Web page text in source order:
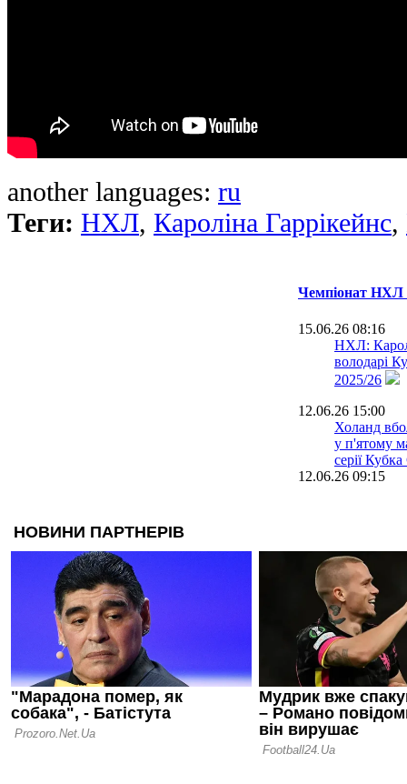
another languages: ru
Теги: НХЛ, Кароліна Гаррікейнс,
Чемпіонат НХЛ
15.06.26 08:16
НХЛ:
володарі
2025/26
12.06.26 15:00
Холанд
у п'ятому
серії
12.06.26 09:15
10.06.26 14:14
НХЛ:
Кароліні
фінальній
07.06.26 09:13
Вегас
з
шайб